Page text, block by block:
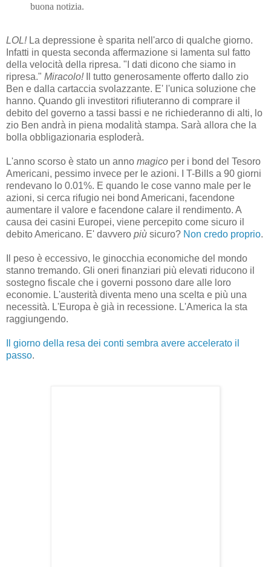
buona notizia.
LOL!La depressione è sparita nell'arco di qualche giorno.
Infatti in questa seconda affermazione si lamenta sul fatto
della velocità della ripresa. "I dati dicono che siamo in
ripresa." Miracolo!Il tutto generosamente offerto dallo zio
Ben e dalla cartaccia svolazzante. E' l'unica soluzione che
hanno. Quando gli investitori rifiuteranno di comprare il
debito del governo a tassi bassi e ne richiederanno di alti, lo
zio Ben andrà in piena modalità stampa. Sarà allora che la
bolla obbligazionaria esploderà.
L'anno scorso è stato un anno magico per i bond del Tesoro
Americani, pessimo invece per le azioni. I T-Bills a 90 giorni
rendevano lo 0.01%. E quando le cose vanno male per le
azioni, si cerca rifugio nei bond Americani, facendone
aumentare il valore e facendone calare il rendimento. A
causa dei casini Europei, viene percepito come sicuro il
debito Americano. E' davvero più sicuro? Non credo proprio.
Il peso è eccessivo, le ginocchia economiche del mondo
stanno tremando. Gli oneri finanziari più elevati riducono il
sostegno fiscale che i governi possono dare alle loro
economie. L'austerità diventa meno una scelta e più una
necessità. L'Europa è già in recessione. L'America la sta
raggiungendo.
Il giorno della resa dei conti sembra avere accelerato il
passo.